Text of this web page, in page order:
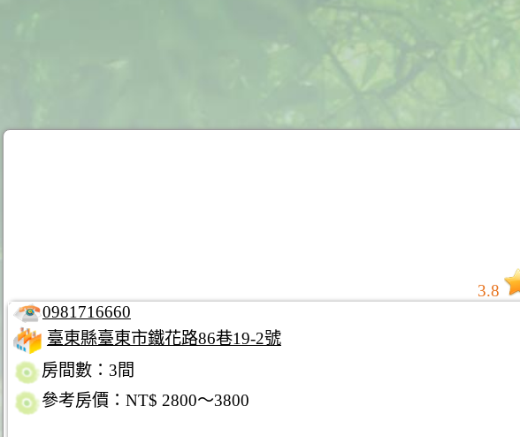
3.8
0981716660
臺東縣臺東市鐵花路86巷19-2號
房間數：3間
參考房價：NT$ 2800～3800